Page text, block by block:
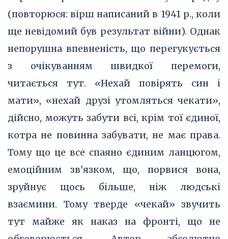
(повторюся: вірш написаний в 1941 р., коли
ще невідомий був результат війни). Однак
непорушна впевненість, що перегукується
з очікуванням швидкої перемоги,
читається тут. «Нехай повірять син і
мати», «нехай друзі утомляться чекати»,
дійсно, можуть забути всі, крім тої єдиної,
котра не повинна забувати, не має права.
Тому що це все спаяно єдиним ланцюгом,
емоційним зв'язком, що, порвися вона,
зруйнує щось більше, ніж людські
взаємини. Тому тверде «чекай» звучить
тут майже як наказ на фронті, що не